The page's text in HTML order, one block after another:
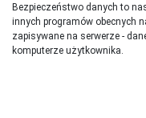
Bezpieczeństwo danych to
innych programów obecnych
zapisywane na serwerze -
komputerze użytkownika.